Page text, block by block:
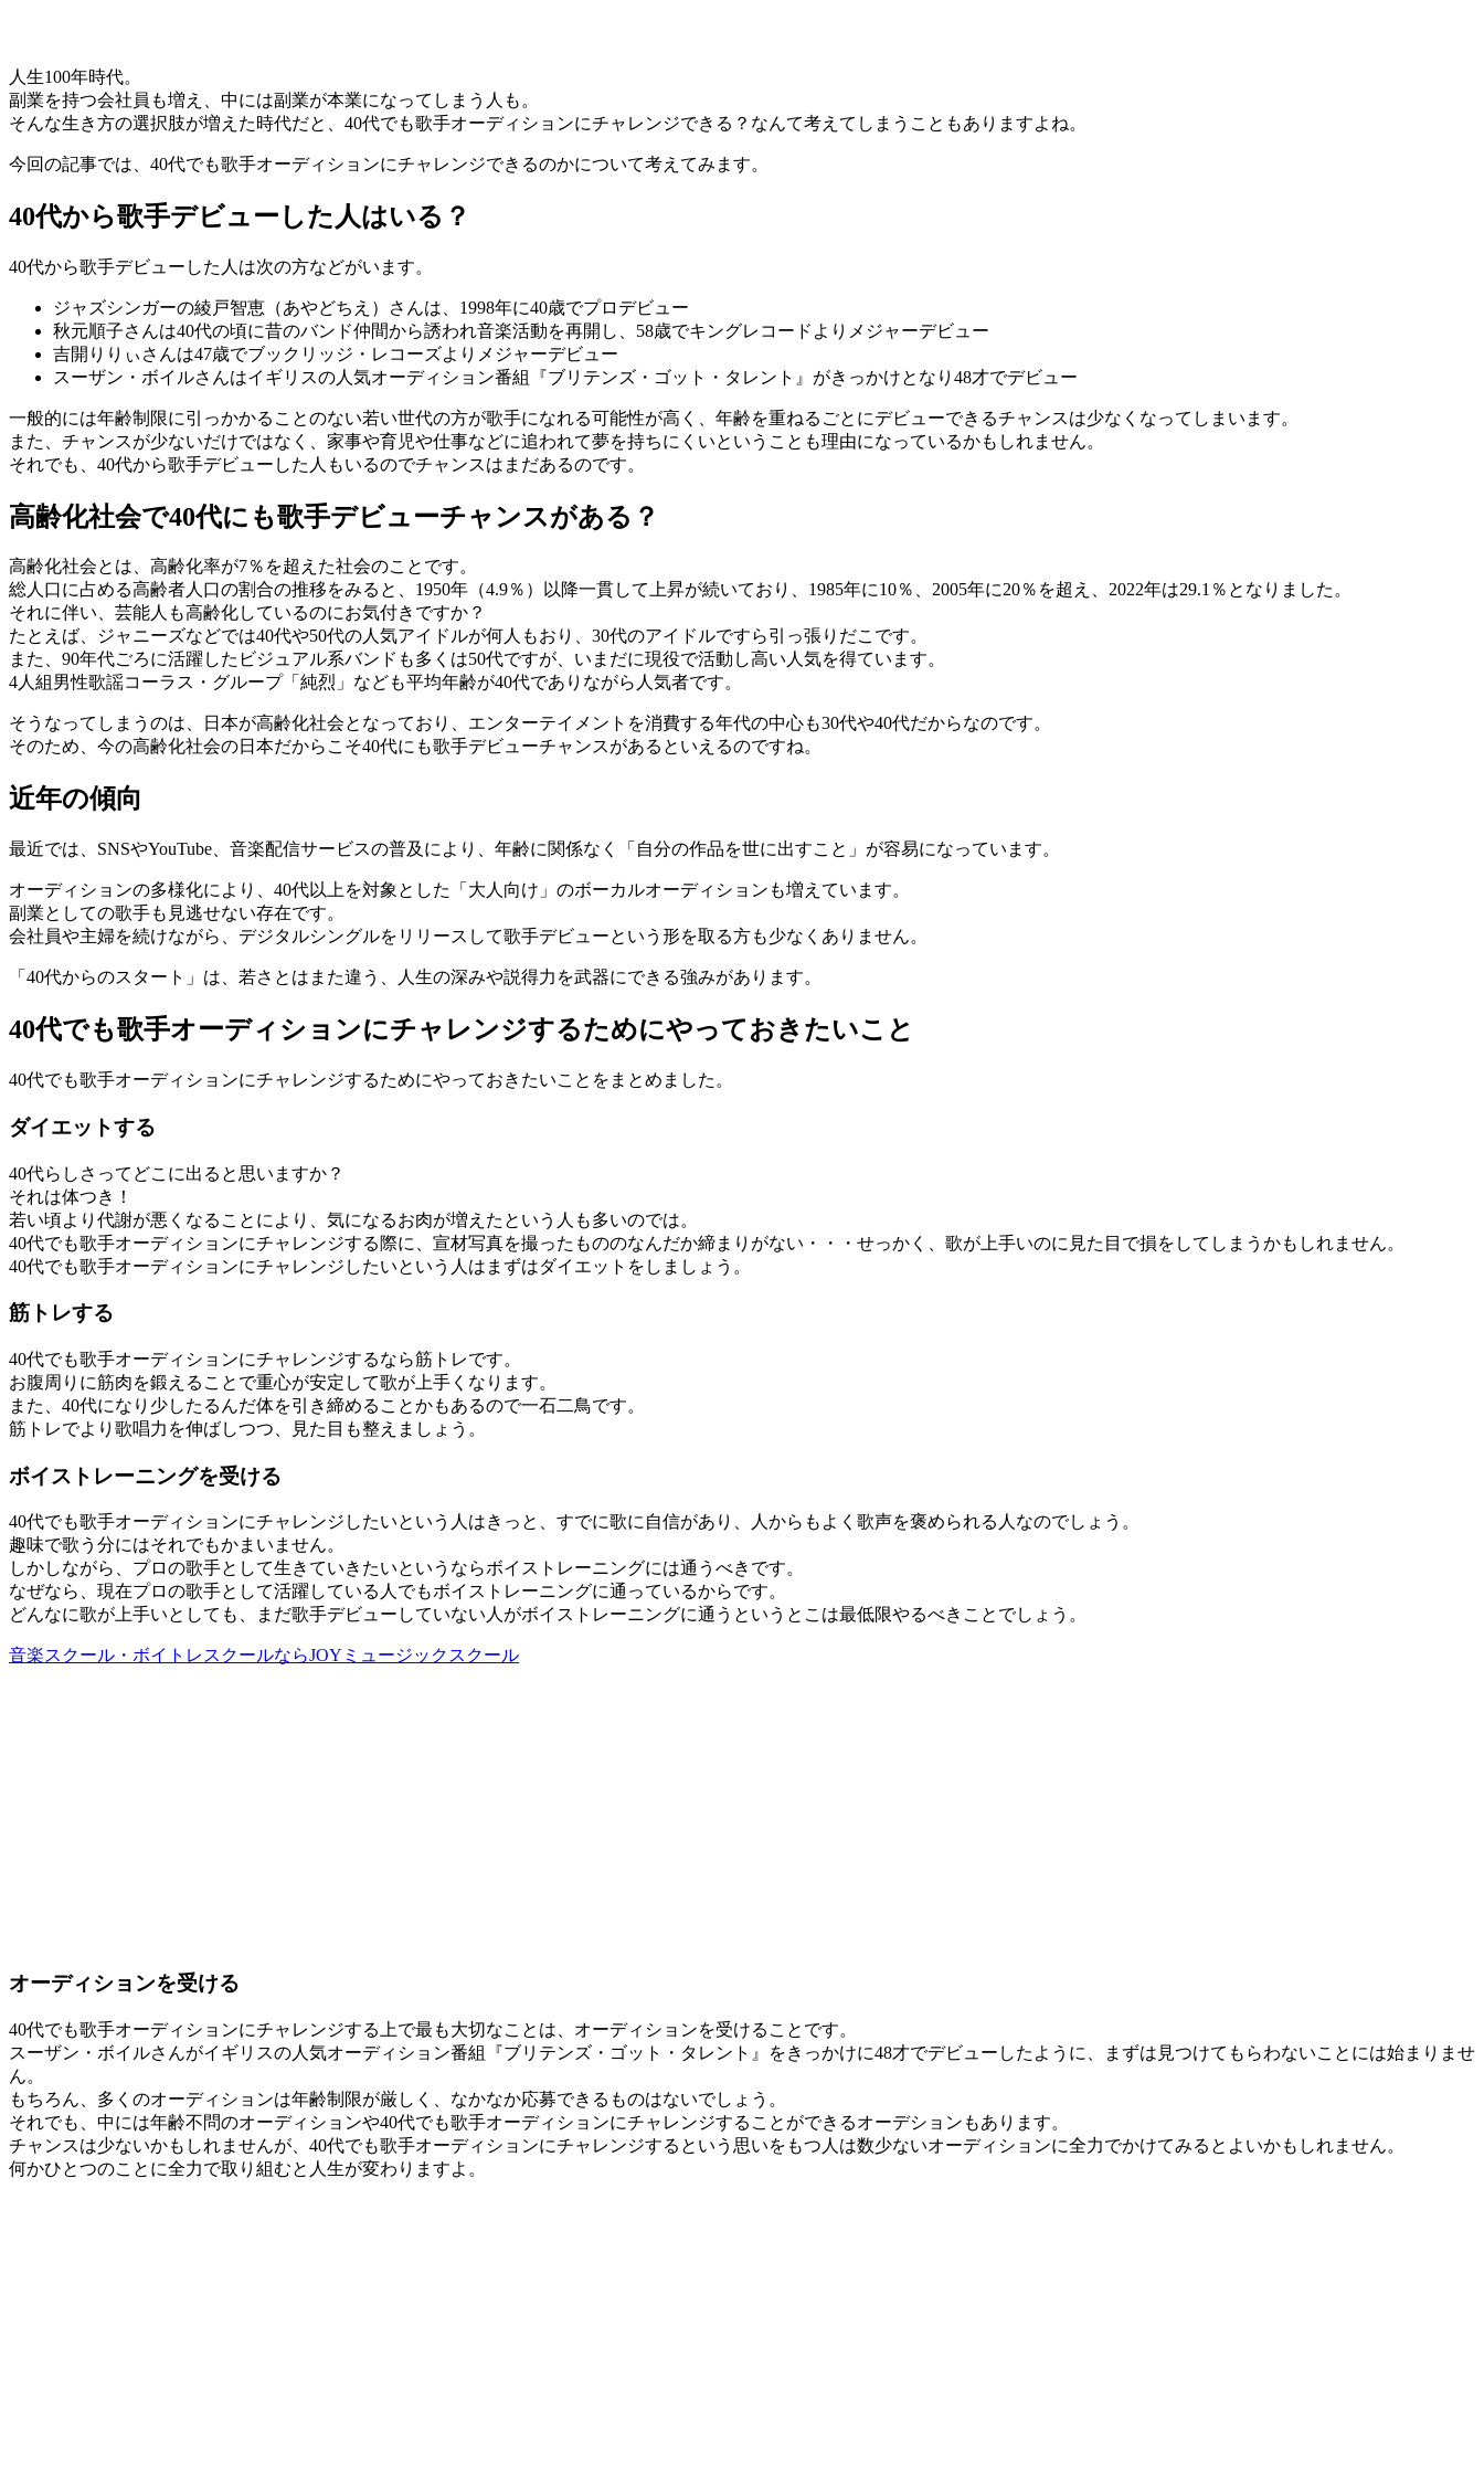
人生100年時代。
副業を持つ会社員も増え、中には副業が本業になってしまう人も。
そんな生き方の選択肢が増えた時代だと、40代でも歌手オーディションにチャレンジできる？なんて考えてしまうこともありますよね。
今回の記事では、40代でも歌手オーディションにチャレンジできるのかについて考えてみます。
40代から歌手デビューした人はいる？
40代から歌手デビューした人は次の方などがいます。
ジャズシンガーの綾戸智恵（あやどちえ）さんは、1998年に40歳でプロデビュー
秋元順子さんは40代の頃に昔のバンド仲間から誘われ音楽活動を再開し、58歳でキングレコードよりメジャーデビュー
吉開りりぃさんは47歳でブックリッジ・レコーズよりメジャーデビュー
スーザン・ボイルさんはイギリスの人気オーディション番組『ブリテンズ・ゴット・タレント』がきっかけとなり48才でデビュー
一般的には年齢制限に引っかかることのない若い世代の方が歌手になれる可能性が高く、年齢を重ねるごとにデビューできるチャンスは少なくなってしまいます。
また、チャンスが少ないだけではなく、家事や育児や仕事などに追われて夢を持ちにくいということも理由になっているかもしれません。
それでも、40代から歌手デビューした人もいるのでチャンスはまだあるのです。
高齢化社会で40代にも歌手デビューチャンスがある？
高齢化社会とは、高齢化率が7％を超えた社会のことです。
総人口に占める高齢者人口の割合の推移をみると、1950年（4.9％）以降一貫して上昇が続いており、1985年に10％、2005年に20％を超え、2022年は29.1％となりました。
それに伴い、芸能人も高齢化しているのにお気付きですか？
たとえば、ジャニーズなどでは40代や50代の人気アイドルが何人もおり、30代のアイドルですら引っ張りだこです。
また、90年代ごろに活躍したビジュアル系バンドも多くは50代ですが、いまだに現役で活動し高い人気を得ています。
4人組男性歌謡コーラス・グループ「純烈」なども平均年齢が40代でありながら人気者です。
そうなってしまうのは、日本が高齢化社会となっており、エンターテイメントを消費する年代の中心も30代や40代だからなのです。
そのため、今の高齢化社会の日本だからこそ40代にも歌手デビューチャンスがあるといえるのですね。
近年の傾向
最近では、SNSやYouTube、音楽配信サービスの普及により、年齢に関係なく「自分の作品を世に出すこと」が容易になっています。
オーディションの多様化により、40代以上を対象とした「大人向け」のボーカルオーディションも増えています。
副業としての歌手も見逃せない存在です。
会社員や主婦を続けながら、デジタルシングルをリリースして歌手デビューという形を取る方も少なくありません。
「40代からのスタート」は、若さとはまた違う、人生の深みや説得力を武器にできる強みがあります。
40代でも歌手オーディションにチャレンジするためにやっておきたいこと
40代でも歌手オーディションにチャレンジするためにやっておきたいことをまとめました。
ダイエットする
40代らしさってどこに出ると思いますか？
それは体つき！
若い頃より代謝が悪くなることにより、気になるお肉が増えたという人も多いのでは。
40代でも歌手オーディションにチャレンジする際に、宣材写真を撮ったもののなんだか締まりがない・・・せっかく、歌が上手いのに見た目で損をしてしまうかもしれません。
40代でも歌手オーディションにチャレンジしたいという人はまずはダイエットをしましょう。
筋トレする
40代でも歌手オーディションにチャレンジするなら筋トレです。
お腹周りに筋肉を鍛えることで重心が安定して歌が上手くなります。
また、40代になり少したるんだ体を引き締めることかもあるので一石二鳥です。
筋トレでより歌唱力を伸ばしつつ、見た目も整えましょう。
ボイストレーニングを受ける
40代でも歌手オーディションにチャレンジしたいという人はきっと、すでに歌に自信があり、人からもよく歌声を褒められる人なのでしょう。
趣味で歌う分にはそれでもかまいません。
しかしながら、プロの歌手として生きていきたいというならボイストレーニングには通うべきです。
なぜなら、現在プロの歌手として活躍している人でもボイストレーニングに通っているからです。
どんなに歌が上手いとしても、まだ歌手デビューしていない人がボイストレーニングに通うというとこは最低限やるべきことでしょう。
音楽スクール・ボイトレスクールならJOYミュージックスクール
オーディションを受ける
40代でも歌手オーディションにチャレンジする上で最も大切なことは、オーディションを受けることです。
スーザン・ボイルさんがイギリスの人気オーディション番組『ブリテンズ・ゴット・タレント』をきっかけに48才でデビューしたように、まずは見つけてもらわないことには始まりませ
ん。
もちろん、多くのオーディションは年齢制限が厳しく、なかなか応募できるものはないでしょう。
それでも、中には年齢不問のオーディションや40代でも歌手オーディションにチャレンジすることができるオーデションもあります。
チャンスは少ないかもしれませんが、40代でも歌手オーディションにチャレンジするという思いをもつ人は数少ないオーディションに全力でかけてみるとよいかもしれません。
何かひとつのことに全力で取り組むと人生が変わりますよ。